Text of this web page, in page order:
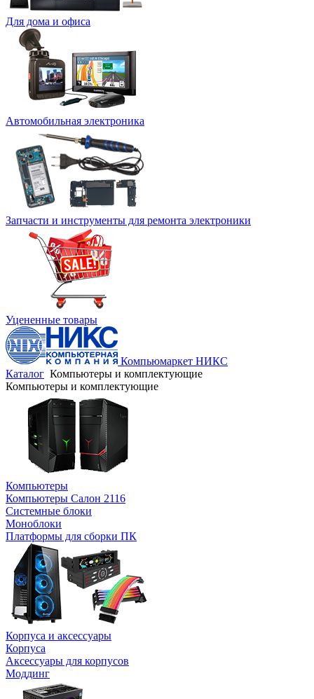
Для дома и офиса
Автомобильная электроника
Запчасти и инструменты для ремонта электроники
Уцененные товары
Компьюмаркет НИКС
Каталог Компьютеры и комплектующие
Компьютеры и комплектующие
Компьютеры
Компьютеры Салон 2116
Системные блоки
Моноблоки
Платформы для сборки ПК
Корпуса и аксессуары
Корпуса
Аксессуары для корпусов
Моддинг